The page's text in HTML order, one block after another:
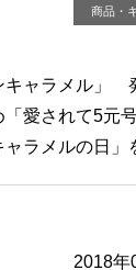
商品・
ャラメル」
愛されて5元
ラメルの日」
2018年